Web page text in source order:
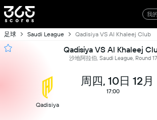
我
足球 Saudi League Qadisiya VS Al Khaleej Club
Qadisiya VS Al Khaleej
沙地阿拉伯, Saudi League, Round 17
Qadisiya
周四, 10日 12月
17:00